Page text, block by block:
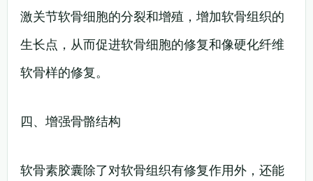
激关节软骨细胞的分裂和增殖，增加软骨组织的
生长点，从而促进软骨细胞的修复和像硬化纤维
软骨样的修复。
四、增强骨骼结构
软骨素胶囊除了对软骨组织有修复作用外，还能